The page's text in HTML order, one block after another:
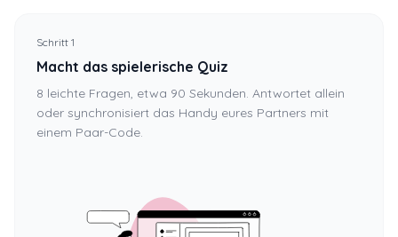
Schritt 1
Macht das spielerische Quiz
8 leichte Fragen, etwa 90 Sekunden. Antwortet allein
oder synchronisiert das Handy eures Partners mit
einem Paar-Code.